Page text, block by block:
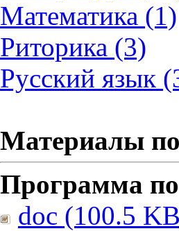
Математика (1)
Риторика (3)
Русский язык
Материалы
Программа
doc (100.5